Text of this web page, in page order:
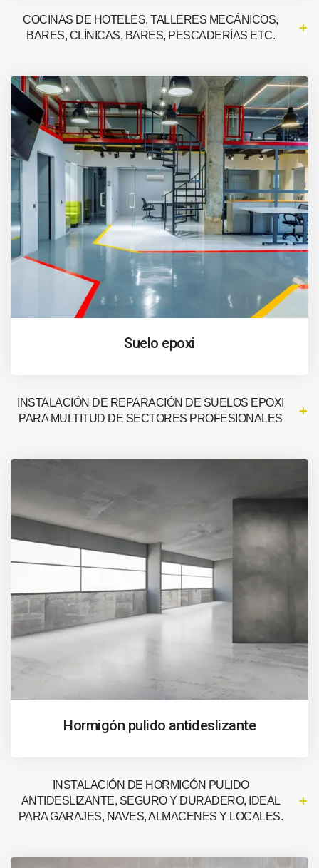
COCINAS DE HOTELES, TALLERES MECÁNICOS,
BARES, CLÍNICAS, BARES, PESCADERÍAS ETC.
Suelo epoxi
INSTALACIÓN DE REPARACIÓN DE SUELOS EPOXI
PARA MULTITUD DE SECTORES PROFESIONALES
Hormigón pulido antideslizante
INSTALACIÓN DE HORMIGÓN PULIDO
ANTIDESLIZANTE, SEGURO Y DURADERO, IDEAL
PARA GARAJES, NAVES, ALMACENES Y LOCALES.